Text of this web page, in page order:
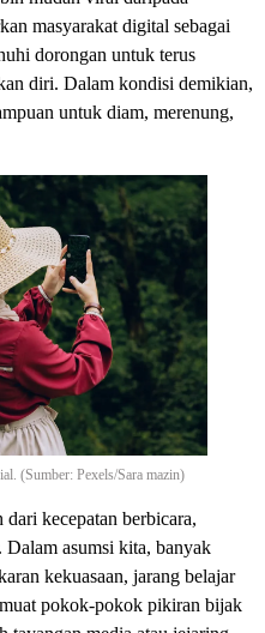
masyarakat digital sebagai
dorongan untuk terus
diri. Dalam kondisi demikian,
untuk diam, merenung,
(Sumber: Pexels/Sara mazin)
kecepatan berbicara,
asumsi kita, banyak
kekuasaan, jarang belajar
pokok-pokok pikiran bijak